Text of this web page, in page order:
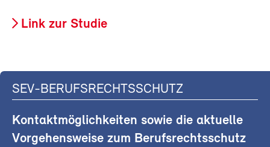
Link zur Studie
SEV-BERUFSRECHTSSCHUTZ
Kontaktmöglichkeiten sowie die aktuelle
Vorgehensweise zum Berufsrechtsschutz